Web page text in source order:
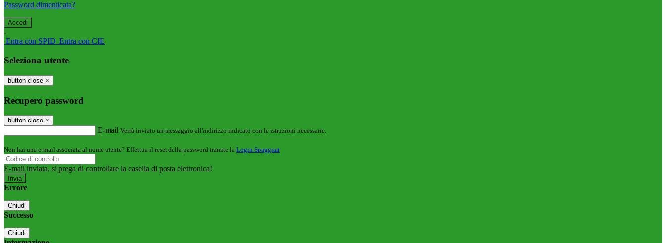
Password dimenticata?
-
Entra con SPID Entra con CIE
Seleziona utente
button close ×
Recupero password
button close ×
E-mail Verrà inviato un messaggio all'indirizzo indicato con le istruzioni necessarie.
Non hai una e-mail associata al nome utente? Effettua il reset della password tramite la Login Spaggiari
E-mail inviata, si prega di controllare la casella di posta elettronica!
Errore
Chiudi
Successo
Chiudi